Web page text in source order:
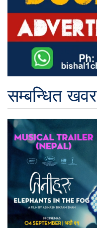
सम्बन्धित खवर